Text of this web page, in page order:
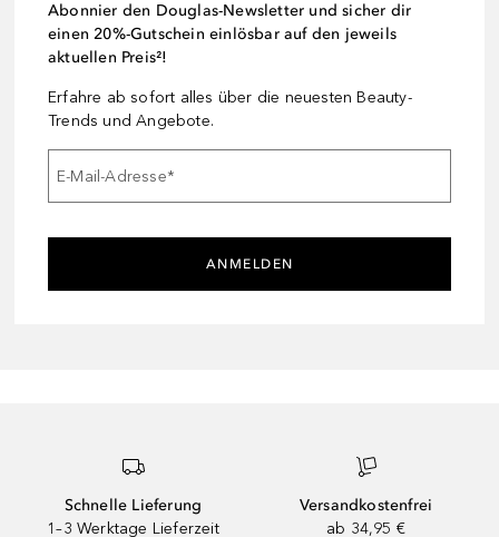
Abonnier den Douglas-Newsletter und sicher dir
einen 20%-Gutschein einlösbar auf den jeweils
aktuellen Preis²!
Erfahre ab sofort alles über die neuesten Beauty-
Trends und Angebote.
E-Mail-Adresse*
ANMELDEN
Schnelle Lieferung
1–3 Werktage Lieferzeit
Versandkostenfrei
ab 34,95 €